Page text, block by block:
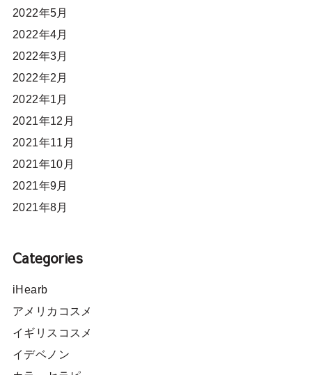
2022年5月
2022年4月
2022年3月
2022年2月
2022年1月
2021年12月
2021年11月
2021年10月
2021年9月
2021年8月
Categories
iHearb
アメリカコスメ
イギリスコスメ
イデベノン